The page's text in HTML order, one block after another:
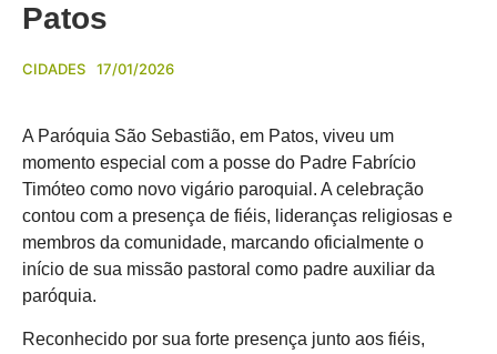
Patos
CIDADES 17/01/2026
A Paróquia São Sebastião, em Patos, viveu um
momento especial com a posse do Padre Fabrício
Timóteo como novo vigário paroquial. A celebração
contou com a presença de fiéis, lideranças religiosas e
membros da comunidade, marcando oficialmente o
início de sua missão pastoral como padre auxiliar da
paróquia.
Reconhecido por sua forte presença junto aos fiéis,